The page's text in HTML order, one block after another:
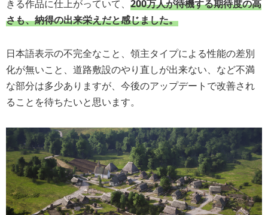
きる作品に仕上がっていて、 200万人が待機する期待度の高
さも、納得の出来栄えだと感じました。
日本語表示の不完全なこと、領主タイプによる性能の差別
化が無いこと、道路敷設のやり直しが出来ない、など不満
な部分は多少ありますが、今後のアップデートで改善され
ることを待ちたいと思います。